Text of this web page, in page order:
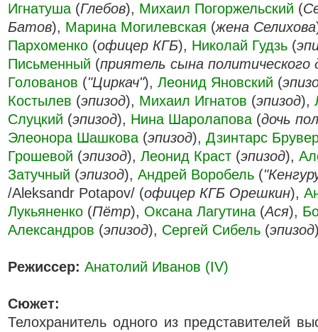
Игнатуша (Глебов), Михаил Погоржельский (
Батов), Марина Могилевская (жена Селихова
Пархоменко (офицер КГБ), Николай Гудзь (
Письменный (приятель сына политического
Голованов ("Циркач"), Леонид Яновский (
Костылев (эпизод), Михаил Игнатов (эпизод),
Слуцкий (эпизод), Нина Шаролапова (дочь
Элеонора Шашкова (эпизод), Дзинтарс
Грошевой (эпизод), Леонид Краст (эпизод),
Затучный (эпизод), Андрей Воробель (
/Aleksandr Potapov/ (офицер КГБ Орешкин),
Лукьяненко (Пётр), Оксана Лагутина (Ася),
Александров (эпизод), Сергей Сибель (эпизод
Режиссер: Анатолий Иванов (IV)
Сюжет:
Телохранитель одного из представителей